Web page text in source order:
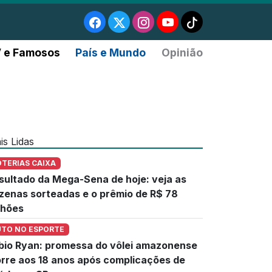
e Famosos País e Mundo Opinião
Lidas
CAIXA
da Mega-Sena de hoje: veja as
sorteadas e o prêmio de R$ 78
NO ESPORTE
Ryan: promessa do vôlei amazonense
aos 18 anos após complicações de